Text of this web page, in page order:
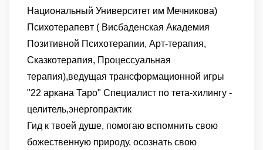
Национальный Университет им Мечникова)
Психотерапевт ( Висбаденская Академия
Позитивной Психотерапии, Арт-терапия,
Сказкотерапия, Процессуальная
терапия),ведущая трансформационной игры
"22 аркана Таро" Специалист по тета-хилингу -
целитель,энергопрактик
Гид к твоей душе, помогаю вспомнить свою
божественную природу, осознать свою